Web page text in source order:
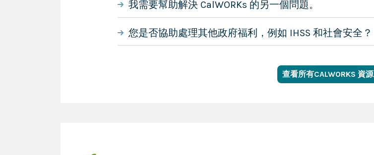
我需要幫助解決 CalWORKs 的另一個問題。
您是否協助處理其他政府福利，例如 IHSS 和社會安全？
查看所有CALWORKS 資源